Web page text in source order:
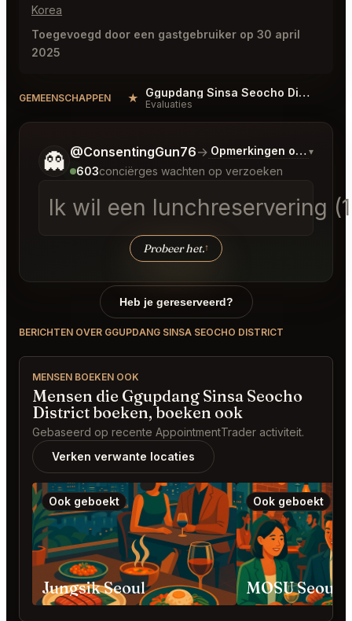
Korea
Toegevoegd door een gastgebruiker op 30 april
2025
GEMEENSCHAPPEN ★ Ggupdang Sinsa Seocho District Reviews
Evaluaties
👻 @ConsentingGun76→ Opmerkingen over
▾
603conciërges wachten op verzoeken
Ik wil een lunchreservering
Probeer het.↑
Vertel me wat je wilt.
Heb je gereserveerd?
BERICHTEN OVER GGUPDANG SINSA SEOCHO DISTRICT
MENSEN BOEKEN OOK
Mensen die Ggupdang Sinsa Seocho
District boeken, boeken ook
Gebaseerd op recente AppointmentTrader activiteit.
Verken verwante locaties
Ook geboekt
Jungsik Seoul
Ook geboekt